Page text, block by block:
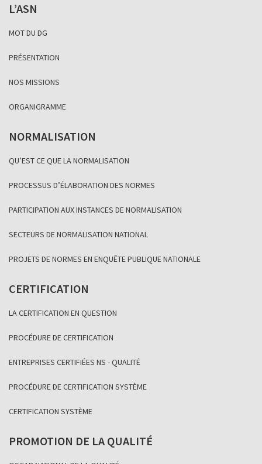
L’ASN
MOT DU DG
PRÉSENTATION
NOS MISSIONS
ORGANIGRAMME
NORMALISATION
QU’EST CE QUE LA NORMALISATION
PROCESSUS D’ÉLABORATION DES NORMES
PARTICIPATION AUX INSTANCES DE NORMALISATION
SECTEURS DE NORMALISATION NATIONAL
PROJETS DE NORMES EN ENQUÊTE PUBLIQUE NATIONALE
CERTIFICATION
LA CERTIFICATION EN QUESTION
PROCÉDURE DE CERTIFICATION
ENTREPRISES CERTIFIÉES NS - QUALITÉ
PROCÉDURE DE CERTIFICATION SYSTÈME
CERTIFICATION SYSTÈME
PROMOTION DE LA QUALITÉ